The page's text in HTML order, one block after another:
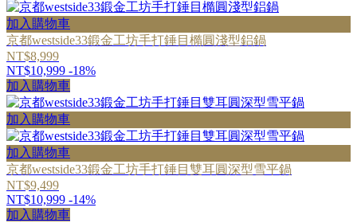
加入購物車
京都westside33鍛金工坊手打錘目橢圓淺型鋁鍋
NT$8,999
NT$10,999 -18%
加入購物車
加入購物車
加入購物車
京都westside33鍛金工坊手打錘目雙耳圓深型雪平鍋
NT$9,499
NT$10,999 -14%
加入購物車